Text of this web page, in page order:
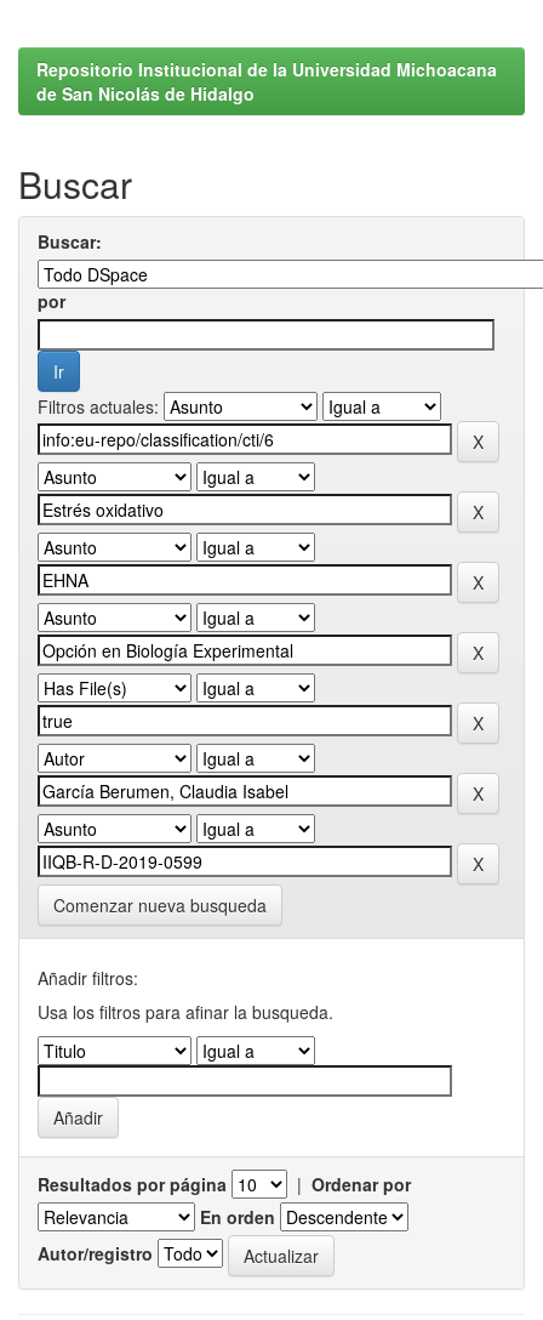
Repositorio Institucional de la Universidad Michoacana
de San Nicolás de Hidalgo
Buscar
Buscar:
por
Filtros actuales:
Comenzar nueva busqueda
Añadir filtros:
Usa los filtros para afinar la busqueda.
Resultados por página | Ordenar por
En orden
Autor/registro